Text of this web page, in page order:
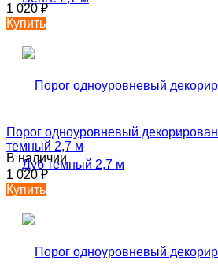
1 020₽
Купить
Порог одноуровневый
темный 2,7 м
В наличии
1 020₽
Купить